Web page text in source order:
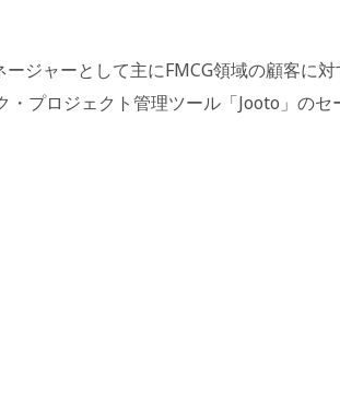
ジャーとして主にFMCG領域の顧客に対
プロジェクト管理ツール「Jooto」のセ